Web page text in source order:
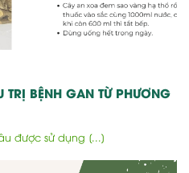
BỆNH GAN TỪ PHƯƠNG
được sử dụng [...]